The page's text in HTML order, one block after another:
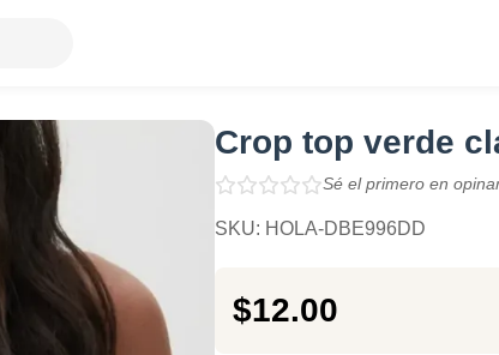
Crop top verde
Sé el primero en
SKU: HOLA-DBE996DD
$12.00